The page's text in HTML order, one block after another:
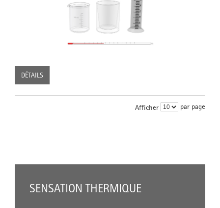
DÉTAILS
Afficher par page
SENSATION THERMIQUE